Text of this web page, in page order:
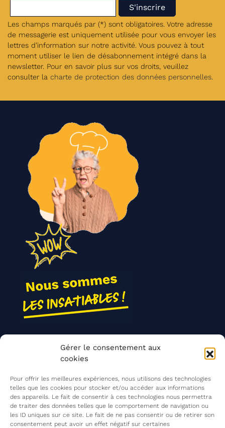
Gérer le consentement aux
cookies
Pour offrir les meilleures expériences, nous utilisons des technologies
telles que les cookies pour stocker et/ou accéder aux informations
des appareils. Le fait de consentir à ces technologies nous permettra
de traiter des données telles que le comportement de navigation ou
les ID uniques sur ce site. Le fait de ne pas consentir ou de retirer son
consentement peut avoir un effet négatif sur certaines
Les champs marqués par (*) sont obligatoires. Votre adresse
de messagerie est uniquement utilisée pour vous envoyer les
lettres d’information sur notre activité. Vous pouvez à tout
moment utiliser le lien de désabonnement intégré dans la
newsletter. Pour en savoir plus sur vos droits, veuillez
consulter la charte de protection des données personnelles
Agir ensemble
Mentions légales